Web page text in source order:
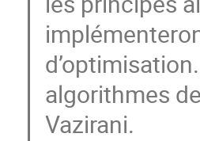
algorithmes
Vazirani.